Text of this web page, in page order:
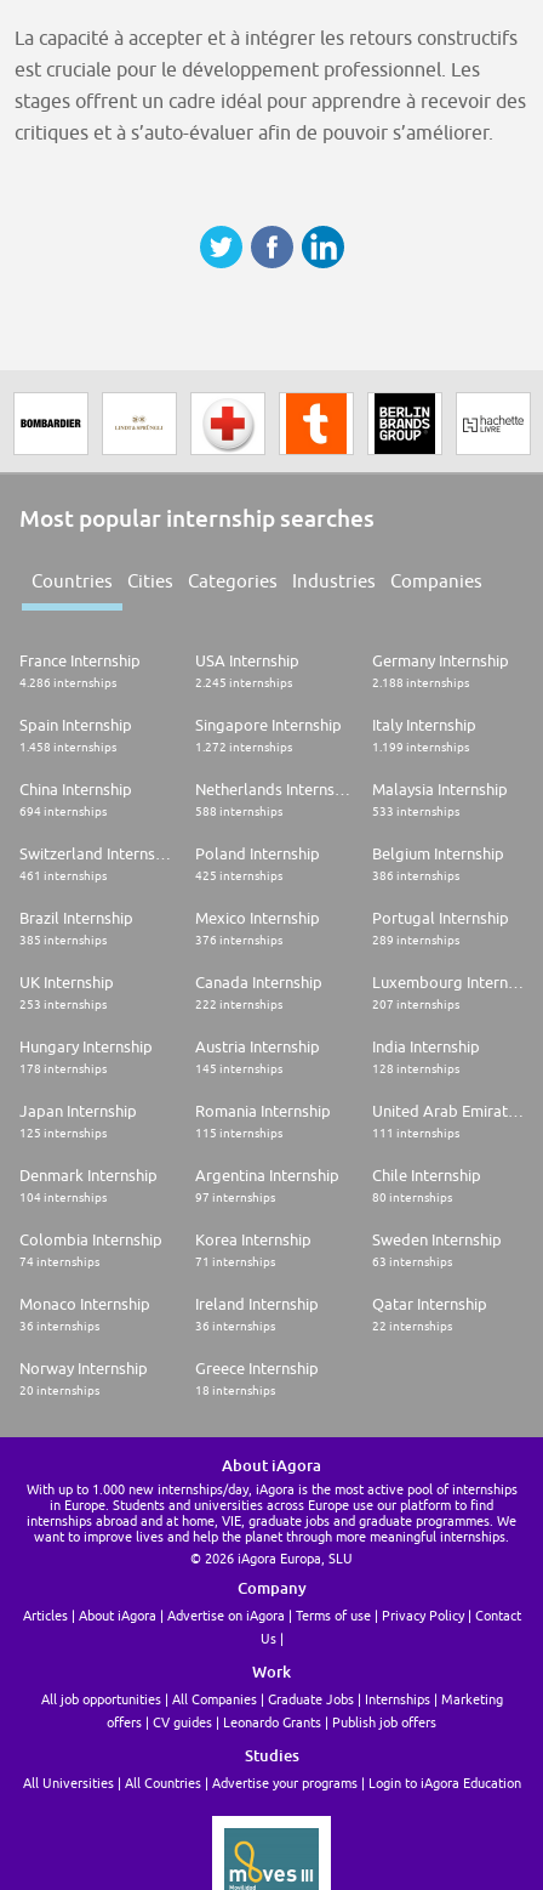
La capacité à accepter et à intégrer les retours constructifs
est cruciale pour le développement professionnel. Les
stages offrent un cadre idéal pour apprendre à recevoir des
critiques et à s’auto-évaluer afin de pouvoir s’améliorer.
Most popular internship searches
Countries Cities Categories Industries Companies
France Internship
4.286 internships
USA Internship
2.245 internships
Germany Internship
2.188 internships
Spain Internship
1.458 internships
Singapore Internship
1.272 internships
Italy Internship
1.199 internships
China Internship
694 internships 588 internships
Malaysia Internship
533 internships
461 internships
Poland Internship
425 internships
Belgium Internship
386 internships
Brazil Internship
385 internships
Mexico Internship
376 internships
Portugal Internship
289 internships
UK Internship
253 internships
Canada Internship
222 internships
Luxembourg Internship
207 internships
Hungary Internship
178 internships
Austria Internship
145 internships
India Internship
128 internships
Japan Internship
125 internships
Romania Internship
115 internships
United Arab Emirates Internship
111 internships
Denmark Internship
104 internships
Argentina Internship
97 internships
Chile Internship
80 internships
Colombia Internship
74 internships
Korea Internship
71 internships
Sweden Internship
63 internships
Monaco Internship
36 internships
Ireland Internship
36 internships
Qatar Internship
22 internships
Norway Internship
20 internships
Greece Internship
18 internships
About iAgora
With up to 1.000 new internships/day, iAgora is the most active pool of internships
in Europe. Students and universities across Europe use our platform to find
internships abroad and at home, VIE, graduate jobs and graduate programmes. We
want to improve lives and help the planet through more meaningful internships.
© 2026 iAgora Europa, SLU
Company
Articles About iAgora Advertise on iAgora Terms of use Privacy Policy
Contact
Us
Work
All job opportunities All Companies Graduate Jobs Internships
Marketing
offers
CV guides Leonardo Grants Publish job offers
Studies
All Universities All Countries Advertise your programs Login to iAgora Education